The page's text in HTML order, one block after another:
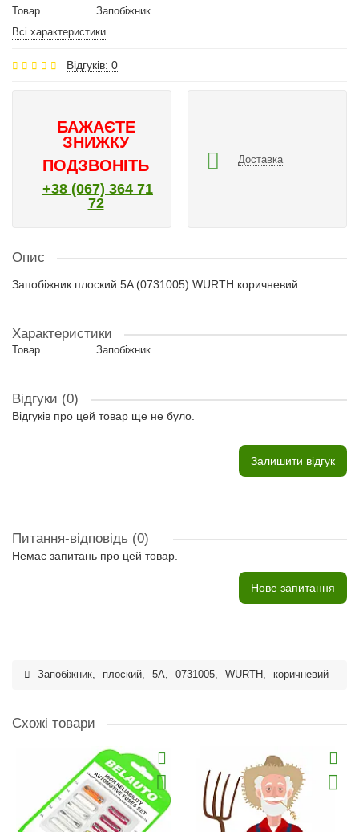
Товар
Запобіжник
Всі характеристики
Відгуків: 0
БАЖАЄТЕ
ЗНИЖКУ
ПОДЗВОНІТЬ
+38 (067) 364 71
72
Доставка
Опис
Запобіжник плоский 5A (0731005) WURTH коричневий
Характеристики
Товар Запобіжник
Відгуки (0)
Відгуків про цей товар ще не було.
Залишити відгук
Питання-відповідь (0)
Немає запитань про цей товар.
Нове запитання
Запобіжник, плоский, 5A, 0731005, WURTH , коричневий
Схожі товари